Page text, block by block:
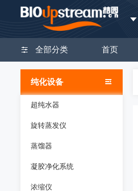
全部分类 首页
纯化设备
超纯水器
旋转蒸发仪
蒸馏器
凝胶净化系统
浓缩仪